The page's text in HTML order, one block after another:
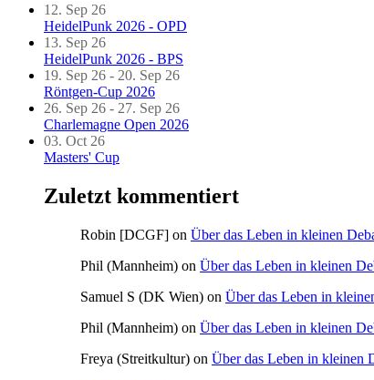
12. Sep 26
HeidelPunk 2026 - OPD
13. Sep 26
HeidelPunk 2026 - BPS
19. Sep 26 - 20. Sep 26
Röntgen-Cup 2026
26. Sep 26 - 27. Sep 26
Charlemagne Open 2026
03. Oct 26
Masters' Cup
Zuletzt kommentiert
Robin [DCGF] on Über das Leben in kleinen
Phil (Mannheim) on Über das Leben in kleinen
Samuel S (DK Wien) on Über das Leben in
Phil (Mannheim) on Über das Leben in kleinen
Freya (Streitkultur) on Über das Leben in kleinen